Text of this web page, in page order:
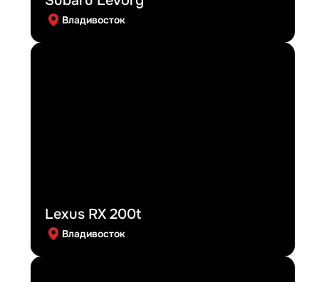
Владивосток
Lexus RX 200t
Владивосток